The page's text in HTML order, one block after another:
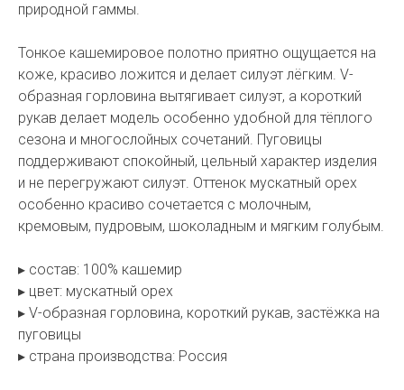
природной гаммы.
Тонкое кашемировое полотно приятно ощущается на
коже, красиво ложится и делает силуэт лёгким. V-
образная горловина вытягивает силуэт, а короткий
рукав делает модель особенно удобной для тёплого
сезона и многослойных сочетаний. Пуговицы
поддерживают спокойный, цельный характер изделия
и не перегружают силуэт. Оттенок мускатный орех
особенно красиво сочетается с молочным,
кремовым, пудровым, шоколадным и мягким голубым.
▸ состав: 100% кашемир
▸ цвет: мускатный орех
▸ V-образная горловина, короткий рукав, застёжка на
пуговицы
▸ страна производства: Россия